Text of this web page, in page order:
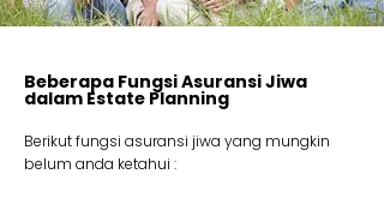
Beberapa Fungsi Asuransi Jiwa
dalam Estate Planning
Berikut fungsi asuransi jiwa yang mungkin
belum anda ketahui :